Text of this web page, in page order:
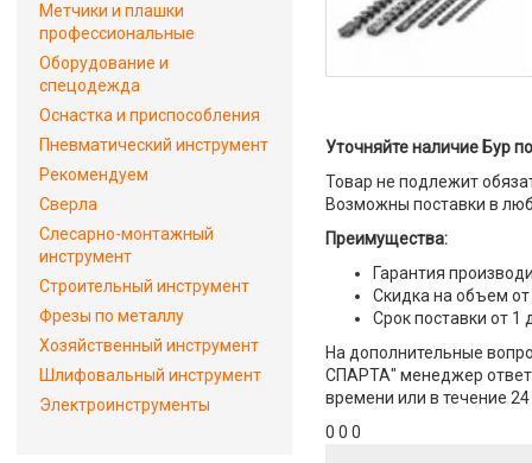
Уточняйте наличие Бур
Товар не подлежит
Возможны поставки в
Преимущества:
Гарантия
Скидка на объем от
Срок поставки от 1
На дополнительные
СПАРТА" менеджер
времени или в течение
0 0 0
Метчики и плашки
профессиональные
Оборудование и
спецодежда
Оснастка и приспособления
Пневматический инструмент
Рекомендуем
Сверла
Слесарно-монтажный
инструмент
Строительный инструмент
Фрезы по металлу
Хозяйственный инструмент
Шлифовальный инструмент
Электроинструменты